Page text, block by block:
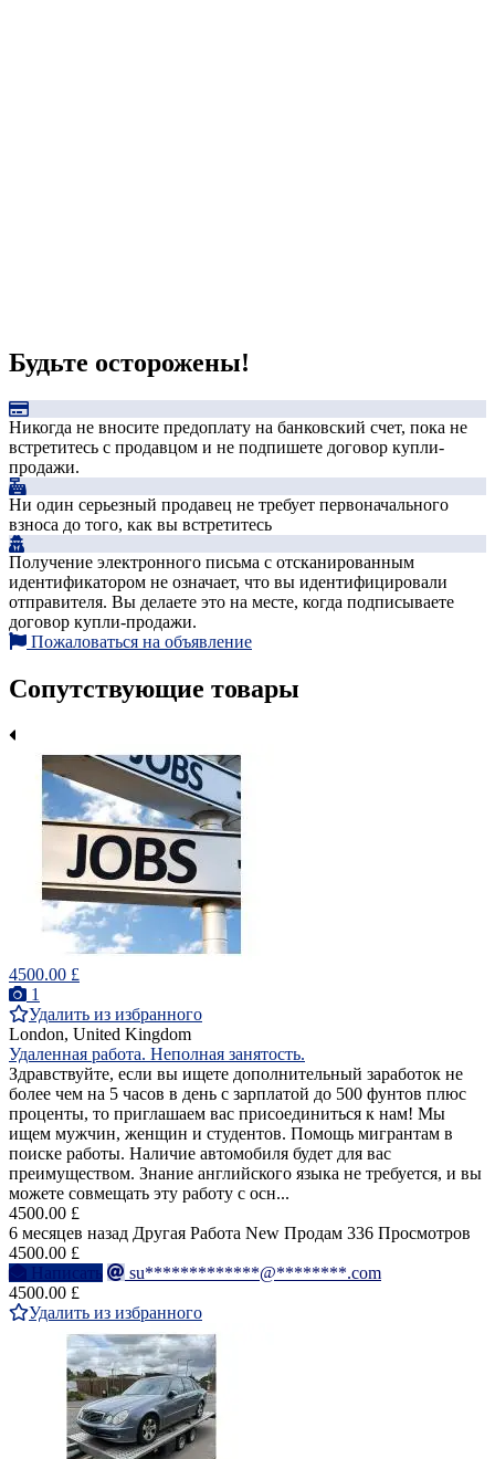
Будьте осторожены!
Никогда не вносите предоплату на банковский счет, пока не
встретитесь с продавцом и не подпишете договор купли-
продажи.
Ни один серьезный продавец не требует первоначального
взноса до того, как вы встретитесь
Получение электронного письма с отсканированным
идентификатором не означает, что вы идентифицировали
отправителя. Вы делаете это на месте, когда подписываете
договор купли-продажи.
Пожаловаться на объявление
Сопутствующие товары
4500.00 £
1
Удалить из избранного
London, United Kingdom
Удаленная работа. Неполная занятость.
Здравствуйте, если вы ищете дополнительный заработок не
более чем на 5 часов в день с зарплатой до 500 фунтов плюс
проценты, то приглашаем вас присоединиться к нам! Мы
ищем мужчин, женщин и студентов. Помощь мигрантам в
поиске работы. Наличие автомобиля будет для вас
преимуществом. Знание английского языка не требуется, и вы
можете совмещать эту работу с осн...
4500.00 £
6 месяцев назад Другая Работа New Продам 336 Просмотров
4500.00 £
Написать
su*************@********.com
4500.00 £
Удалить из избранного